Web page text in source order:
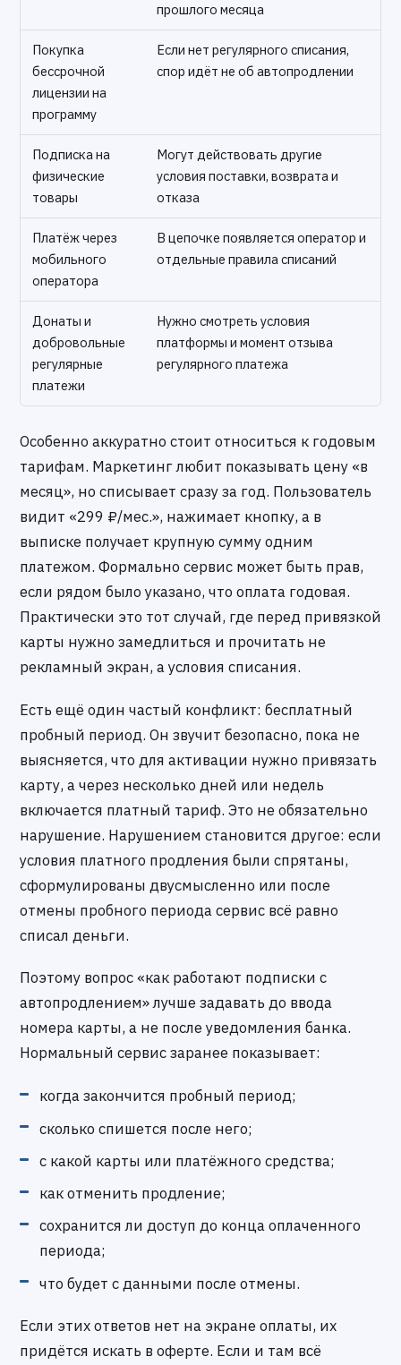
прошлого месяца
Покупка
бессрочной
лицензии на
программу
Если нет регулярного списания,
спор идёт не об автопродлении
Подписка на
физические
товары
Могут действовать другие
условия поставки, возврата и
отказа
Платёж через
мобильного
оператора
В цепочке появляется оператор и
отдельные правила списаний
Донаты и
добровольные
регулярные
платежи
Нужно смотреть условия
платформы и момент отзыва
регулярного платежа
Особенно аккуратно стоит относиться к годовым
тарифам. Маркетинг любит показывать цену «в
месяц», но списывает сразу за год. Пользователь
видит «299 ₽/мес.», нажимает кнопку, а в
выписке получает крупную сумму одним
платежом. Формально сервис может быть прав,
если рядом было указано, что оплата годовая.
Практически это тот случай, где перед привязкой
карты нужно замедлиться и прочитать не
рекламный экран, а условия списания.
Есть ещё один частый конфликт: бесплатный
пробный период. Он звучит безопасно, пока не
выясняется, что для активации нужно привязать
карту, а через несколько дней или недель
включается платный тариф. Это не обязательно
нарушение. Нарушением становится другое: если
условия платного продления были спрятаны,
сформулированы двусмысленно или после
отмены пробного периода сервис всё равно
списал деньги.
Поэтому вопрос «как работают подписки с
автопродлением» лучше задавать до ввода
номера карты, а не после уведомления банка.
Нормальный сервис заранее показывает:
когда закончится пробный период;
сколько спишется после него;
с какой карты или платёжного средства;
как отменить продление;
сохранится ли доступ до конца оплаченного
периода;
что будет с данными после отмены.
Если этих ответов нет на экране оплаты, их
придётся искать в оферте. Если и там всё